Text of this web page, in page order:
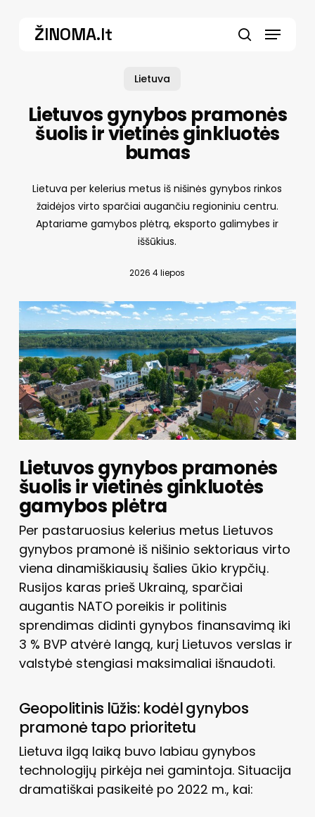
ŽINOMA.lt Menu
Lietuva
Lietuvos gynybos pramonės
šuolis ir vietinės ginkluotės
bumas
Lietuva per kelerius metus iš nišinės gynybos rinkos
žaidėjos virto sparčiai augančiu regioniniu centru.
Aptariame gamybos plėtrą, eksporto galimybes ir
iššūkius.
2026 4 liepos
Lietuvos gynybos pramonės
šuolis ir vietinės ginkluotės
gamybos plėtra
Per pastaruosius kelerius metus Lietuvos
gynybos pramonė iš nišinio sektoriaus virto
viena dinamiškiausių šalies ūkio krypčių.
Rusijos karas prieš Ukrainą, sparčiai
augantis NATO poreikis ir politinis
sprendimas didinti gynybos finansavimą iki
3 % BVP atvėrė langą, kurį Lietuvos verslas ir
valstybė stengiasi maksimaliai išnaudoti.
Geopolitinis lūžis: kodėl gynybos
pramonė tapo prioritetu
Lietuva ilgą laiką buvo labiau gynybos
technologijų pirkėja nei gamintoja. Situacija
dramatiškai pasikeitė po 2022 m., kai: